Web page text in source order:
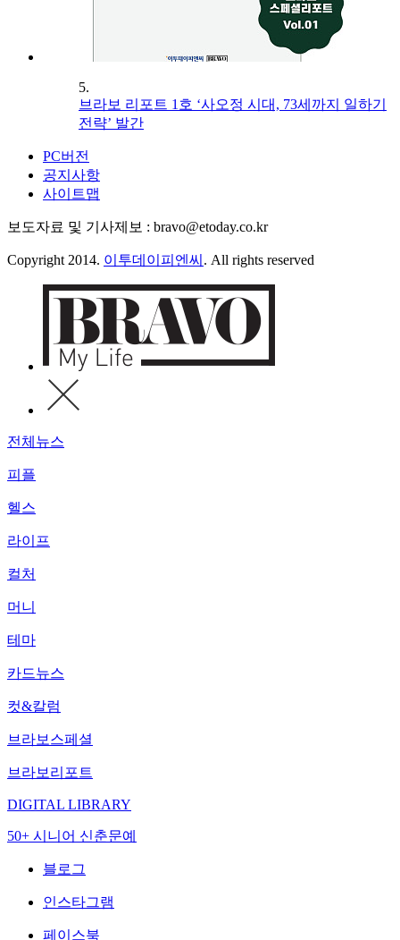
5.
브라보 리포트 1호 ‘사오정 시대, 73세까지 일하기
전략’ 발간
PC버전
공지사항
사이트맵
보도자료 및 기사제보 : bravo@etoday.co.kr
Copyright 2014. 이투데이피엔씨 . All rights reserved
전체뉴스
피플
헬스
라이프
컬처
머니
테마
카드뉴스
컷&칼럼
브라보스페셜
브라보리포트
DIGITAL LIBRARY
50+ 시니어 신춘문예
블로그
인스타그램
페이스북